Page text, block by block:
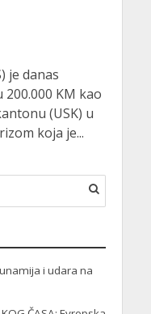
je danas
KM kao
(USK) u
koja je...
i udara na